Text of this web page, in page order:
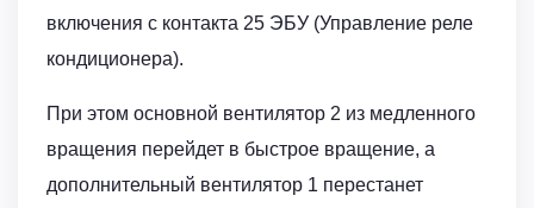
включения с контакта 25 ЭБУ (Управление реле
кондиционера).
При этом основной вентилятор 2 из медленного
вращения перейдет в быстрое вращение, а
дополнительный вентилятор 1 перестанет